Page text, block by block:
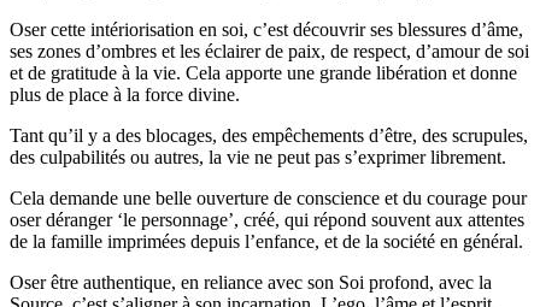
Oser cette intériorisation en soi, c’est découvrir ses blessures d’âme,
ses zones d’ombres et les éclairer de paix, de respect, d’amour de soi
et de gratitude à la vie. Cela apporte une grande libération et donne
plus de place à la force divine.
Tant qu’il y a des blocages, des empêchements d’être, des scrupules,
des culpabilités ou autres, la vie ne peut pas s’exprimer librement.
Cela demande une belle ouverture de conscience et du courage pour
oser déranger ‘le personnage’, créé, qui répond souvent aux attentes
de la famille imprimées depuis l’enfance, et de la société en général.
Oser être authentique, en reliance avec son Soi profond, avec la